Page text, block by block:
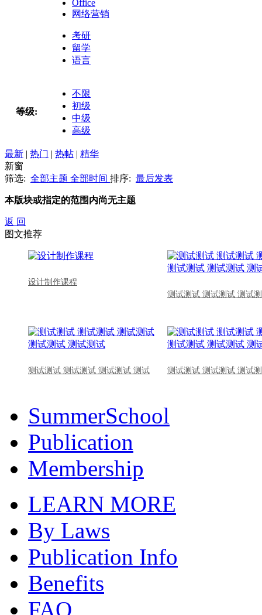
Office
网络营销
考研
留学
语言
等级:
不限
初级
中级
高级
最新 | 热门 | 热帖 | 精华
新窗
筛选: 全部主题 全部时间 排序: 最后发表
本版块或指定的范围内尚无主题
返 回
图文推荐
设计制作课程
测试测试 测试测试 测试
测试测试 测试测试 测试测试 测试 测试测试 测试测试 测试
SummerSchool
Publication
Membership
LEARN MORE
By Laws
Publication Info
Benefits
FAQ